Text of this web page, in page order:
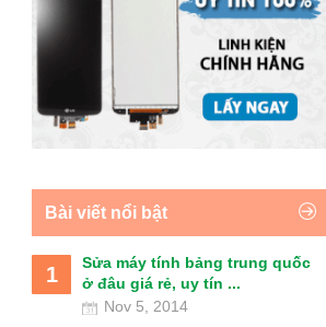
Bài viết nổi bật
1
Sửa máy tính bảng trung quốc
ở đâu giá rẻ, uy tín ...
Nov 5, 2014